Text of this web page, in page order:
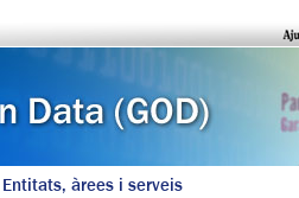
Entitats, àrees i serveis